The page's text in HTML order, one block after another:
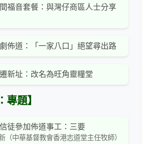
福音套餐：與灣仔商區人士分享
佈道：「一家八口」絕望尋出路
新址：改名為旺角靈糧堂
專題】
徒參加佈道事工：三要
中華基督教會香港志道堂主任牧師）